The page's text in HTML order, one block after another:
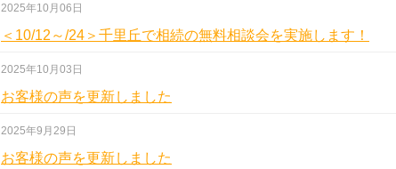
2025年10月06日
＜10/12～/24＞千里丘で相続の無料相談会を実施します！
2025年10月03日
お客様の声を更新しました
2025年9月29日
お客様の声を更新しました